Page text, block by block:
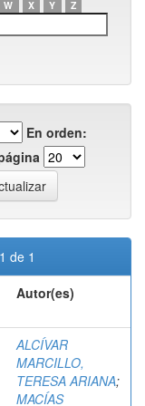
W X Y Z
En orden:
de 1
Autor(es)
ALCÍVAR
MARCILLO,
TERESA ARIANA;
MACÍAS